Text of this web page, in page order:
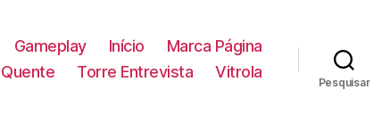
Gameplay Início
Marca Página
Torre Entrevista Vitrola
Pesquisar